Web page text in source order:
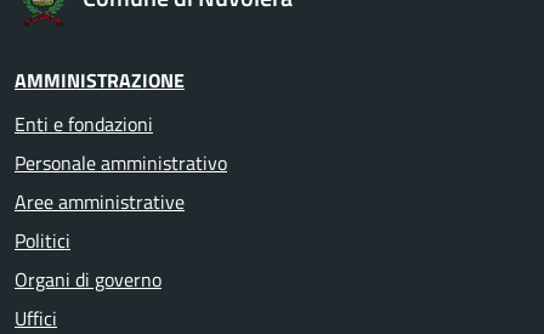
AMMINISTRAZIONE
Enti e fondazioni
Personale amministrativo
Aree amministrative
Politici
Organi di governo
Uffici